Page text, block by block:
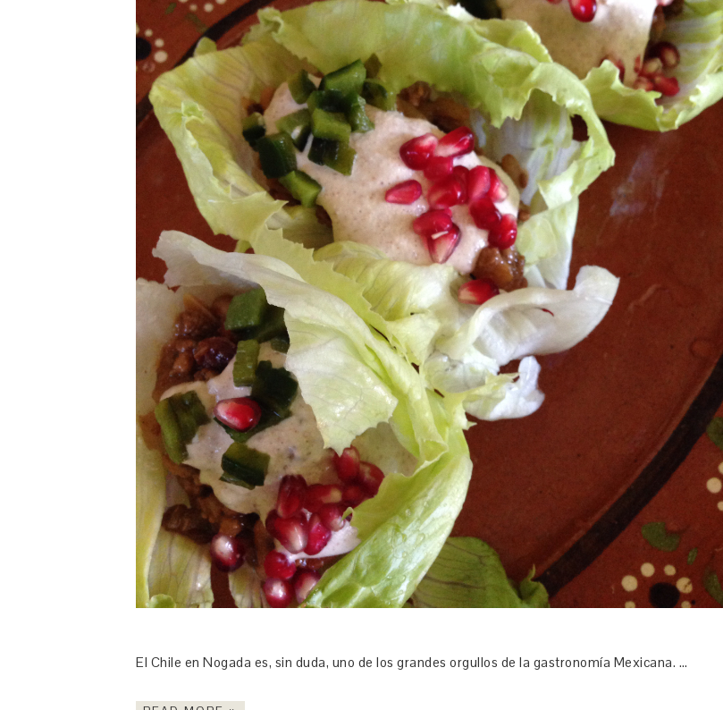
El Chile en Nogada es, sin duda, uno de los grandes orgullos de la gastronomía Mexicana. …